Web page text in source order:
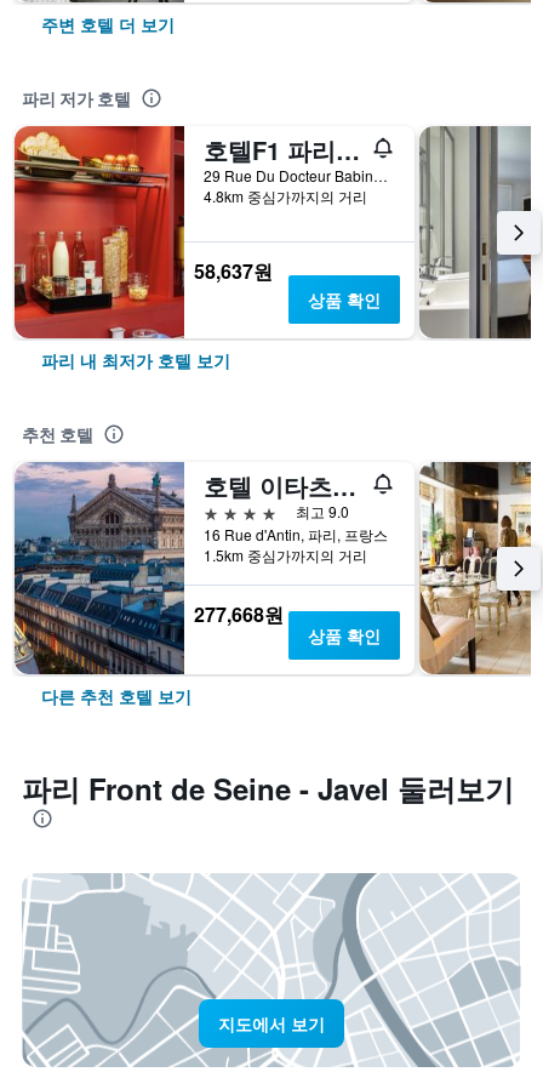
주변 호텔 더 보기
파리 저가 호텔
호텔F1 파리 생투앙 - 마르쉐 오 퓌스
29 Rue Du Docteur Babinski, 파리, 프랑스
4.8km 중심가까지의 거리
58,637원
상품 확인
파리 내 최저가 호텔 보기
추천 호텔
호텔 이타츠-우니스 오페라
4성급
최고 9.0
16 Rue d'Antin, 파리, 프랑스
1.5km 중심가까지의 거리
277,668원
상품 확인
다른 추천 호텔 보기
파리 Front de Seine - Javel 둘러보기
지도에서 보기